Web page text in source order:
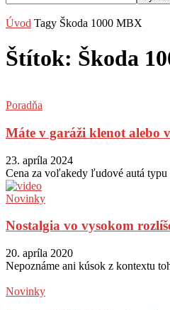
Úvod Tagy Škoda 1000 MBX
Štítok: Škoda
Poradňa
Máte v garáži klenot alebo
23. apríla 2024
Cena za voľakedy ľudové autá typu
Novinky
Nostalgia vo vysokom
20. apríla 2020
Nepoznáme ani kúsok z kontextu
Novinky